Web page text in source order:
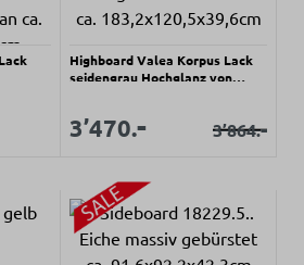
Preis:
Highboard Valea Korpus Lack
seidengrau Hochglanz von
Verkaufspreis:
3’470.- Regulärer
3’864.-